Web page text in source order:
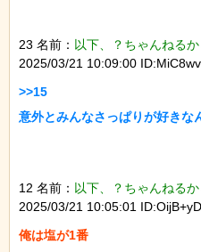
23 名前： 以下、？ちゃんねる
2025/03/21 10:09:00
>>15
意外とみんなさっぱりが好きな
12 名前： 以下、？ちゃんねる
2025/03/21 10:05:01
俺は塩が1番